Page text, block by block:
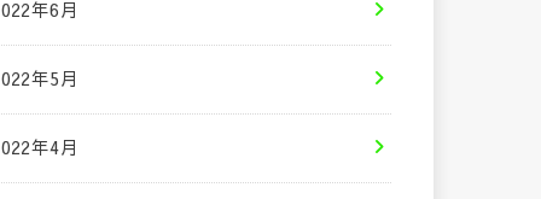
年6月
年5月
年4月